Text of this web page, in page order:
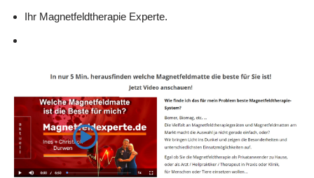
Ihr Magnetfeldtherapie Experte.